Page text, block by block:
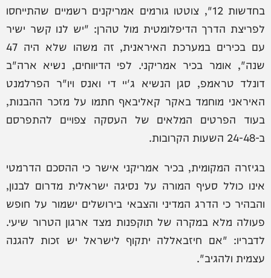
בחדשות 12", צוטטו גורמים אמריקנים רשמיים שהתייחסו
לפריצת הדרך הדיפלומטית מול טהרן: "יש לנו קשר ישיר
עם בכירים במערכת האיראנית, זה משהו שלא היה 47
שנה", אומר בכיר אמריקני. לפי הדיווחים, נשיא ארה"ב
דונלד טראמפ, סגן הנשיא ג'יי די ואנס ויו"ר הפרלמנט
האיראני מוחמד באקר קאליבאף חתמו על מזכר ההבנות,
בעוד הפרטים המלאים של העסקה צפויים להתפרסם
ב-24-48 השעות הקרובות.
בגיזרה המקומית, בכיר אמריקני אישר כי ההסכם הדרמטי
אינו כולל סעיף המורה על נסיגה ישראלית מדרום לבנון,
והבהיר כי הדרג המדיני והצבאי בירושלים ישמור על חופש
פעולה מלא במקרה של תוקפנות מצד ארגון הטרור שיעי.
לדבריו: "אם חיזבאללה יתקוף לישראל יש זכות להגנה
עצמית ולהגיב".